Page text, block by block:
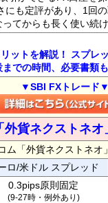
にも定評があり、1回
てからも長く使い続け
ットを解説！ スプレ
での時間、必要書類
▼SBI FXトレード▼
貨ネクストネオ
ム「外貨ネクストネオ
ロ/米ドル スプレッド
0.3pips原則固定
(9-27時・例外あり)